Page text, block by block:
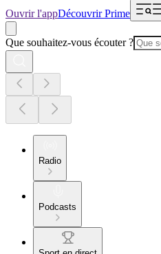
Ouvrir l'appDécouvrir Prime
Que souhaitez-vous écouter ?
Radio
Podcasts